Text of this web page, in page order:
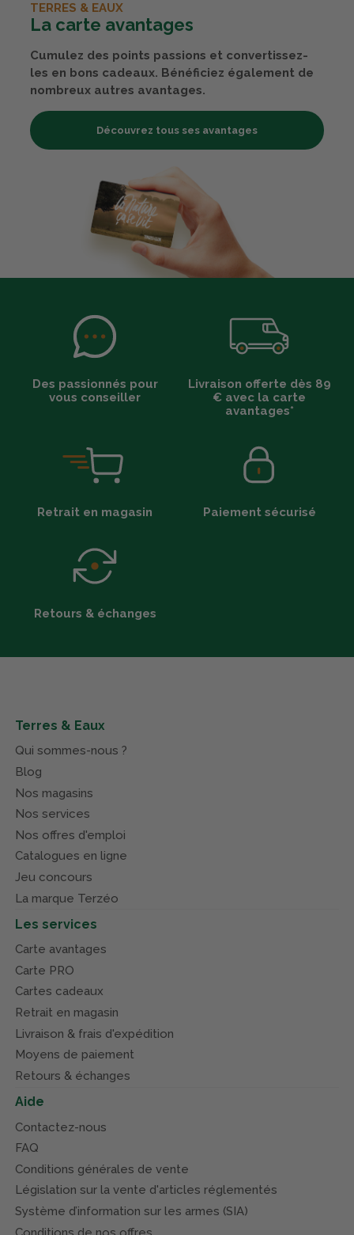
TERRES & EAUX
La carte avantages
Cumulez des points passions et convertissez-
les en bons cadeaux. Bénéficiez également de
nombreux autres avantages.
Découvrez tous ses avantages
Des passionnés pour
vous conseiller
Livraison offerte dès 89
€ avec la carte
avantages*
Retrait en magasin Paiement sécurisé
Retours & échanges
Terres & Eaux
Qui sommes-nous ?
Blog
Nos magasins
Nos services
Nos offres d'emploi
Catalogues en ligne
Jeu concours
La marque Terzéo
Les services
Carte avantages
Carte PRO
Cartes cadeaux
Retrait en magasin
Livraison & frais d'expédition
Moyens de paiement
Retours & échanges
Aide
Contactez-nous
FAQ
Conditions générales de vente
Législation sur la vente d'articles réglementés
Système d’information sur les armes (SIA)